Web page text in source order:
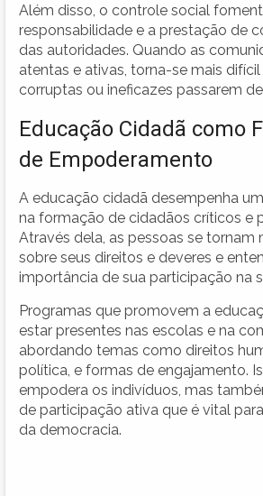
Além disso, o controle social
responsabilidade e a prestação de
das autoridades. Quando as
atentas e ativas, torna-se mais
corruptas ou ineficazes passarem
Educação Cidadã como
de Empoderamento
A educação cidadã desempenha
na formação de cidadãos críticos e
Através dela, as pessoas se tornam
sobre seus direitos e deveres e
importância de sua participação na
Programas que promovem a
estar presentes nas escolas e na
abordando temas como direitos
política, e formas de engajamento.
empodera os indivíduos, mas
de participação ativa que é vital
da democracia.